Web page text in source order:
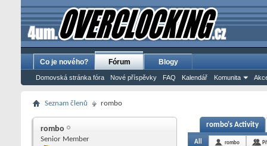
Co je nového? Fórum
Domovská stránka fóra Nové příspěvky FAQ Kalendář Komunita
Blogy
Seznam členů rombo
rombo
Senior Member
rombo's Activity
All rombo